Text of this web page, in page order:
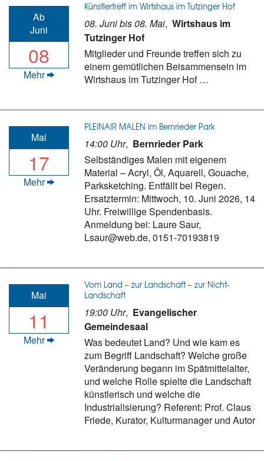
Ab
Juni
08
Mehr
Künstlertreff im Wirtshaus im Tutzinger Hof
08. Juni bis 08. Mai, Wirtshaus im
Tutzinger Hof
Mitglieder und Freunde treffen sich zu
einem gemütlichen Beisammensein im
Wirtshaus im Tutzinger Hof …
Mai
17
Mehr
PLEINAIR MALEN im Bernrieder Park
14:00 Uhr, Bernrieder Park
Selbständiges Malen mit eigenem
Material – Acryl, Öl, Aquarell, Gouache,
Parksketching. Entfällt bei Regen.
Ersatztermin: Mittwoch, 10. Juni 2026, 14
Uhr. Freiwillige Spendenbasis.
Anmeldung bei: Laure Saur,
Lsaur@web.de, 0151-70193819
Mai
11
Mehr
Vom Land – zur Landschaft – zur Nicht-
Landschaft
19:00 Uhr, Evangelischer
Gemeindesaal
Was bedeutet Land? Und wie kam es
zum Begriff Landschaft? Welche große
Veränderung begann im Spätmittelalter,
und welche Rolle spielte die Landschaft
künstlerisch und welche die
Industrialisierung? Referent: Prof. Claus
Friede, Kurator, Kulturmanager und Autor